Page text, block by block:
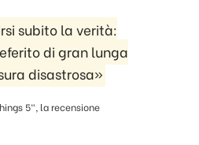
subito la verità:
di gran lunga
disastrosa»
5", la recensione